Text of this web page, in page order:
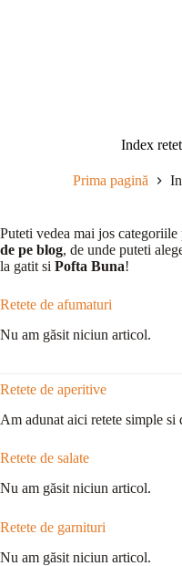
Index
Prima pagină
Puteti vedea mai jos
de pe blog, de unde puteti
la gatit si Pofta Buna!
Retete de afumaturi
Nu am găsit niciun articol.
Retete de aperitive
Am adunat aici retete simple si
Retete de salate
Nu am găsit niciun articol.
Retete de garnituri
Nu am găsit niciun articol.